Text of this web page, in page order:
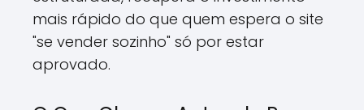
mais rápido do que quem espera o site
"se vender sozinho" só por estar
aprovado.